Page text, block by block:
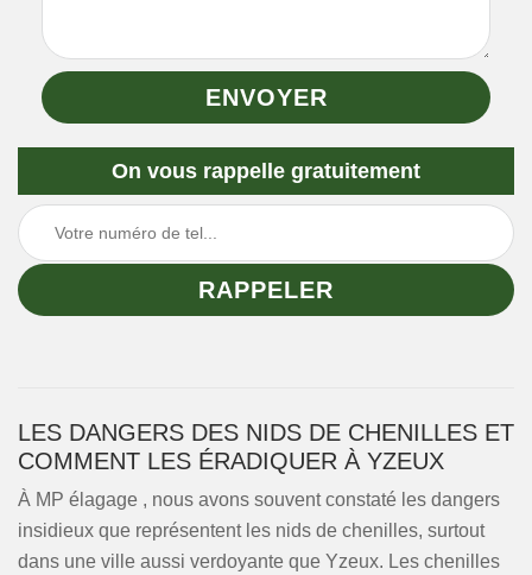
On vous rappelle gratuitement
LES DANGERS DES NIDS DE CHENILLES ET
COMMENT LES ÉRADIQUER À YZEUX
À MP élagage , nous avons souvent constaté les dangers
insidieux que représentent les nids de chenilles, surtout
dans une ville aussi verdoyante que Yzeux. Les chenilles